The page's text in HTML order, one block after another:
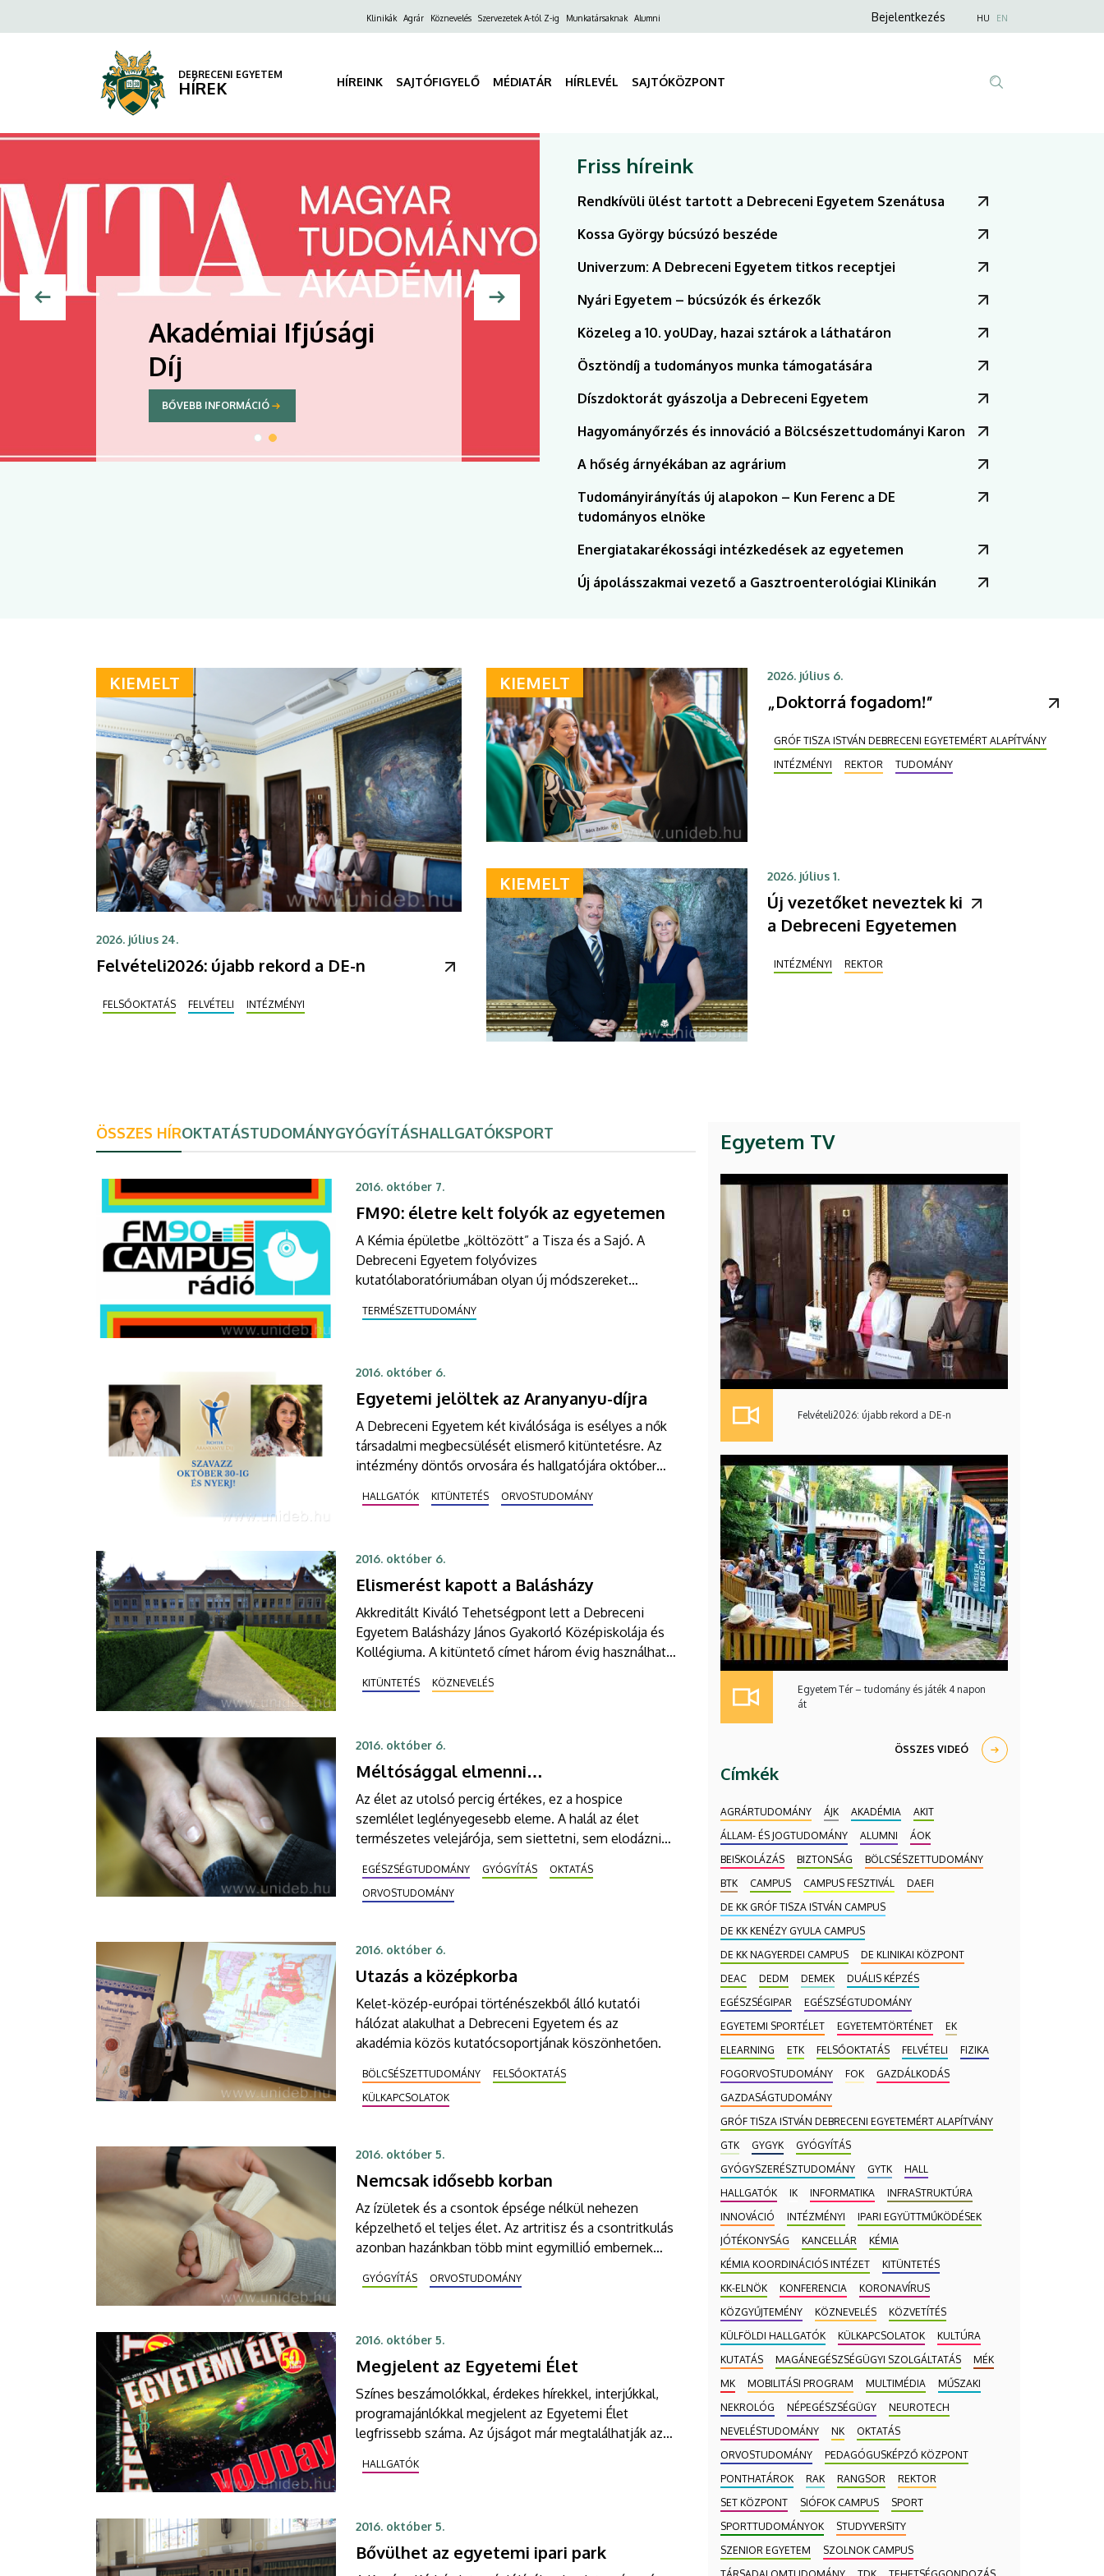
DEBRECENI
EGYETEM
FelsőKlinikák Agrár Köznevelés Szervezetek A-tól Z-ig Munkatársaknak Alumni
Anonim
Bejelentkezés HU EN
DEBRECENI EGYETEM
HÍREK HÍREINK SAJTÓFIGYELŐ MÉDIATÁR HÍRLEVÉL SAJTÓKÖZPONT
Ösztöndíjak
munkatársak
számára
BŐVEBB INFORMÁCIÓ
Akadémiai Ifjúsági
Díj
BŐVEBB INFORMÁCIÓ
Friss híreink
Rendkívüli ülést tartott a Debreceni Egyetem Szenátusa
Kossa György búcsúzó beszéde
Univerzum: A Debreceni Egyetem titkos receptjei
Nyári Egyetem – búcsúzók és érkezők
Közeleg a 10. yoUDay, hazai sztárok a láthatáron
Ösztöndíj a tudományos munka támogatására
Díszdoktorát gyászolja a Debreceni Egyetem
Hagyományőrzés és innováció a Bölcsészettudományi Karon
A hőség árnyékában az agrárium
Tudományirányítás új alapokon – Kun Ferenc a DE
tudományos elnöke
Energiatakarékossági intézkedések az egyetemen
Új ápolásszakmai vezető a Gasztroenterológiai Klinikán
KIEMELT
2026. július 24.
Felvételi2026: újabb rekord a DE-n
FELSŐOKTATÁS FELVÉTELI INTÉZMÉNYI
KIEMELT 2026. július 6.
„Doktorrá fogadom!”
GRÓF TISZA ISTVÁN DEBRECENI EGYETEMÉRT ALAPÍTVÁNY
INTÉZMÉNYI
REKTOR TUDOMÁNY
KIEMELT 2026. július 1.
Új vezetőket neveztek ki
a Debreceni Egyetemen
INTÉZMÉNYI REKTOR
ÖSSZES HÍROKTATÁSTUDOMÁNYGYÓGYÍTÁSHALLGATÓKSPORT
2016. október 7.
FM90: életre kelt folyók az egyetemen
A Kémia épületbe „költözött” a Tisza és a Sajó. A
Debreceni Egyetem folyóvizes
kutatólaboratóriumában olyan új módszereket
segíthetnek – részletek az FM90 Campus Rádióban.
TERMÉSZETTUDOMÁNY
2016. október 6.
Egyetemi jelöltek az Aranyanyu-díjra
A Debreceni Egyetem két kiválósága is esélyes a nők
társadalmi megbecsülését elismerő kitüntetésre. Az
intézmény döntős orvosára és hallgatójára október
30-ig lehet szavazni.
HALLGATÓK KITÜNTETÉS ORVOSTUDOMÁNY
2016. október 6.
Elismerést kapott a Balásházy
Akkreditált Kiváló Tehetségpont lett a Debreceni
Egyetem Balásházy János Gyakorló Középiskolája és
Kollégiuma. A kitüntető címet három évig használhatja
KITÜNTETÉS KÖZNEVELÉS
2016. október 6.
Méltósággal elmenni…
Az élet az utolsó percig értékes, ez a hospice
szemlélet leglényegesebb eleme. A halál az élet
természetes velejárója, sem siettetni, sem elodázni
palliatív világnap.
EGÉSZSÉGTUDOMÁNY GYÓGYÍTÁS
OKTATÁS
ORVOSTUDOMÁNY
2016. október 6.
Utazás a középkorba
Kelet-közép-európai történészekből álló kutatói
hálózat alakulhat a Debreceni Egyetem és az
akadémia közös kutatócsoportjának köszönhetően.
BÖLCSÉSZETTUDOMÁNY
FELSŐOKTATÁS
KÜLKAPCSOLATOK
2016. október 5.
Nemcsak idősebb korban
Az ízületek és a csontok épsége nélkül nehezen
képzelhető el teljes élet. Az artritisz és a csontritkulás
azonban hazánkban több mint egymillió embernek
köztük a fiatal.
GYÓGYÍTÁS ORVOSTUDOMÁNY
2016. október 5.
Megjelent az Egyetemi Élet
Színes beszámolókkal, érdekes hírekkel, interjúkkal,
programajánlókkal megjelent az Egyetemi Élet
legfrissebb száma. Az újságot már megtalálhatják az
olvasók a megszokott terjesztési pontokon.
HALLGATÓK
2016. október 5.
Bővülhet az egyetemi ipari park
Egyetem TV
Felvételi2026: újabb rekord a DE-n
Egyetem Tér – tudomány és játék 4 napon
át
ÖSSZES VIDEÓ
Címkék
AGRÁRTUDOMÁNY ÁJK AKADÉMIA
AKIT
ÁLLAM- ÉS JOGTUDOMÁNY
ALUMNI
ÁOK
BEISKOLÁZÁS
BIZTONSÁG
BÖLCSÉSZETTUDOMÁNY
BTK
CAMPUS CAMPUS FESZTIVÁL
DAEFI
DE KK GRÓF TISZA ISTVÁN CAMPUS
DE KK KENÉZY GYULA CAMPUS
DE KK NAGYERDEI CAMPUS
DE KLINIKAI KÖZPONT
DEAC
DEDM DEMEK
DUÁLIS KÉPZÉS
EGÉSZSÉGIPAR
EGÉSZSÉGTUDOMÁNY
EGYETEMI SPORTÉLET
EGYETEMTÖRTÉNET
EK
ELEARNING
ETK FELSŐOKTATÁS FELVÉTELI
FIZIKA
FOGORVOSTUDOMÁNY
FOK
GAZDÁLKODÁS
GAZDASÁGTUDOMÁNY
GRÓF TISZA ISTVÁN DEBRECENI EGYETEMÉRT ALAPÍTVÁNY
GTK
GYGYK
GYÓGYÍTÁS
GYÓGYSZERÉSZTUDOMÁNY
GYTK
HALL
HALLGATÓK
IK INFORMATIKA
INFRASTRUKTÚRA
INNOVÁCIÓ
INTÉZMÉNYI
IPARI EGYÜTTMŰKÖDÉSEK
JÓTÉKONYSÁG
KANCELLÁR
KÉMIA
KÉMIA KOORDINÁCIÓS INTÉZET
KITÜNTETÉS
KK-ELNÖK
KONFERENCIA
KORONAVÍRUS
KÖZGYŰJTEMÉNY
KÖZNEVELÉS
KÖZVETÍTÉS
KÜLFÖLDI HALLGATÓK
KÜLKAPCSOLATOK
KULTÚRA
KUTATÁS
MAGÁNEGÉSZSÉGÜGYI SZOLGÁLTATÁS
MÉK
MK
MOBILITÁSI PROGRAM MULTIMÉDIA
MŰSZAKI
NEKROLÓG
NÉPEGÉSZSÉGÜGY
NEUROTECH
NEVELÉSTUDOMÁNY
NK
OKTATÁS
ORVOSTUDOMÁNY
PEDAGÓGUSKÉPZŐ KÖZPONT
PONTHATÁROK
RAK RANGSOR
REKTOR
SET KÖZPONT
SIÓFOK CAMPUS
SPORT
SPORTTUDOMÁNYOK
STUDYVERSITY
SZENIOR EGYETEM
SZOLNOK CAMPUS